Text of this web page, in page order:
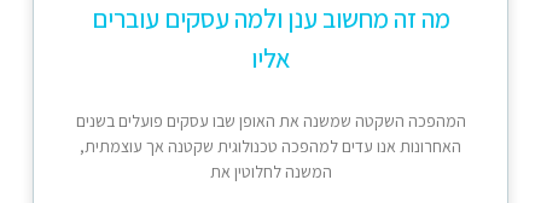
מה זה מחשוב ענן ולמה עסקים עוברים
אליו
המהפכה השקטה שמשנה את האופן שבו עסקים פועלים בשנים
האחרונות אנו עדים למהפכה טכנולוגית שקטנה אך עוצמתית,
המשנה לחלוטין את